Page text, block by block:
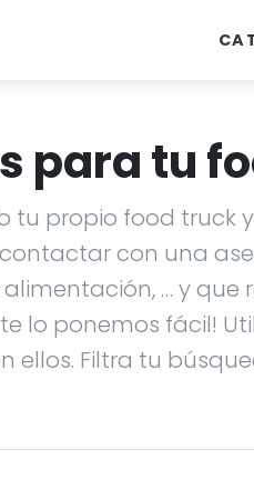
para tu
tu propio food truck
contactar con una
… y
te lo ponemos fácil!
ellos. Filtra tu